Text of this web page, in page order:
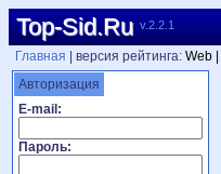
Top-Sid.Ru v.2.2.1
Главная
| версия рейтинга: Web |
Авторизация
E-mail:
Пароль: